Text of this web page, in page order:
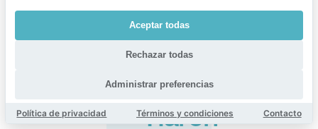
Preguntas
frecuentes
sobre
aparcamiento
en
Haren
Aceptar todas
Rechazar todas
Administrar preferencias
Política de privacidad Términos y condiciones Contacto